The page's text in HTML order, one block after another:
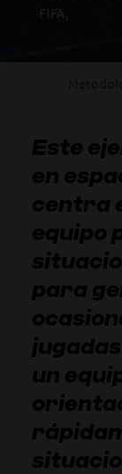
Este
en
centra
equipo
para
un